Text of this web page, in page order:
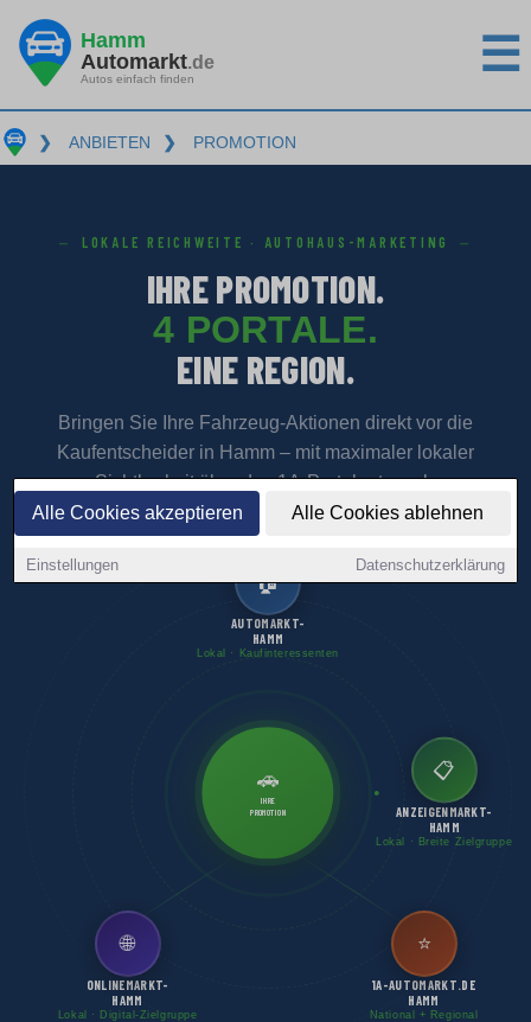
Alle Cookies akzeptieren Alle Cookies ablehnen
Einstellungen Datenschutzerklärung
Hamm
Automarkt.de
Autos einfach finden ☰
❯ ANBIETEN ❯ PROMOTION
LOKALE REICHWEITE · AUTOHAUS-MARKETING
IHRE PROMOTION.
4 PORTALE.
EINE REGION.
Bringen Sie Ihre Fahrzeug-Aktionen direkt vor die
Kaufentscheider in Hamm – mit maximaler lokaler
Sichtbarkeit über das 1A-Portalnetzwerk.
🚗
IHRE
PROMOTION
🏠
AUTOMARKT-
HAMM
Lokal · Kaufinteressenten
📋
ANZEIGENMARKT-
HAMM
Lokal · Breite Zielgruppe
🌐
ONLINEMARKT-
HAMM
Lokal · Digital-Zielgruppe
⭐
1A-AUTOMARKT.DE
HAMM
National + Regional